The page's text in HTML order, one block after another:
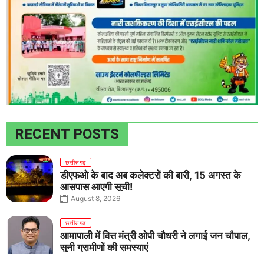
RECENT POSTS
छत्तीसगढ़
डीएफओ के बाद अब कलेक्टरों की बारी, 15 अगस्त के
आसपास आएगी सूची!
August 8, 2026
छत्तीसगढ़
आमापाली में वित्त मंत्री ओपी चौधरी ने लगाई जन चौपाल,
सुनी ग्रामीणों की समस्याएं